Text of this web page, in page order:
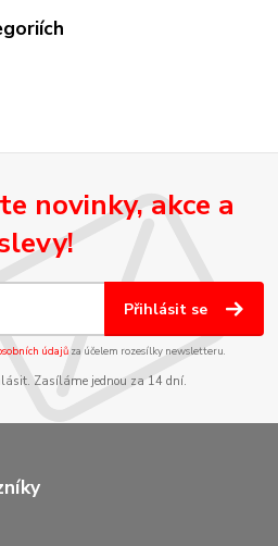
novinky, akce a
Přihlásit se
údajůza účelem rozesílky newsletteru.
Zasíláme jednou za 14 dní.